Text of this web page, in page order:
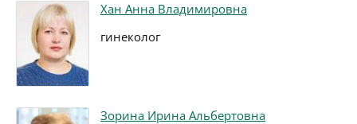
Хан Анна Владимировна
гинеколог
Зорина Ирина Альбертовна